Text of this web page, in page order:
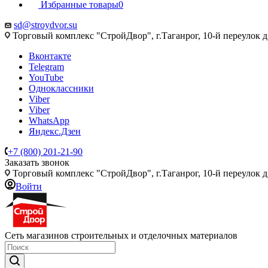
Избранные товары0
sd@stroydvor.su
Торговый комплекс "СтройДвор", г.Таганрог, 10-й переулок
Вконтакте
Telegram
YouTube
Одноклассники
Viber
Viber
WhatsApp
Яндекс.Дзен
+7 (800) 201-21-90
Заказать звонок
Торговый комплекс "СтройДвор", г.Таганрог, 10-й переулок
Войти
Сеть магазинов строительных и отделочных материалов